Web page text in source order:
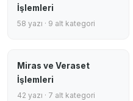
İşlemleri
58 yazı · 9 alt kategori
Miras ve Veraset
İşlemleri
42 yazı · 7 alt kategori